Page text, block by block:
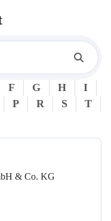
F G H
I
P R S
T
& Co. KG